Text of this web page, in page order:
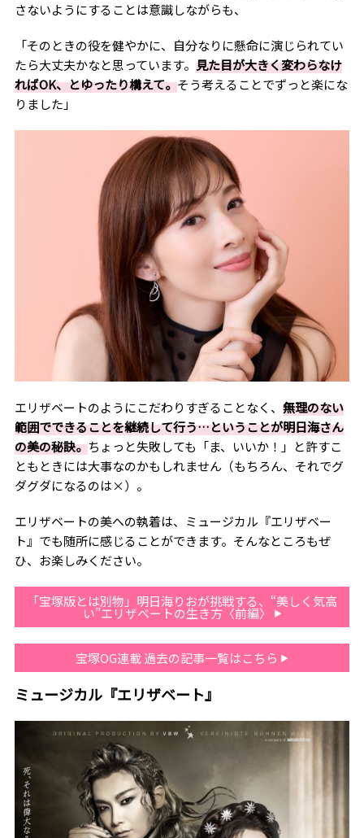
さないようにすることは意識しながらも、
「そのときの役を健やかに、自分なりに懸命に演じられてい
たら大丈夫かなと思っています。 見た目が大きく変わらなけ
ればOK、とゆったり構えて。そう考えることでずっと楽にな
りました」
エリザベートのようにこだわりすぎることなく、 無理のない
範囲でできることを継続して行う…ということが明日海さん
の美の秘訣。ちょっと失敗しても「ま、いいか！」と許すこ
ともときには大事なのかもしれません（もちろん、それでグ
ダグダになるのは×）。
エリザベートの美への執着は、ミュージカル『エリザベー
ト』でも随所に感じることができます。そんなところもぜ
ひ、お楽しみください。
「宝塚版とは別物」明日海りおが挑戦する、“美しく気高
い”エリザベートの生き方〈前編〉
宝塚OG連載 過去の記事一覧はこちら
ミュージカル『エリザベート』